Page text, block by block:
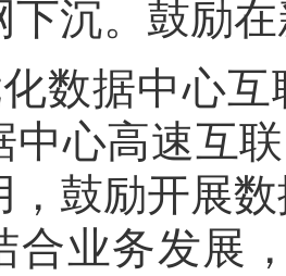
下沉。鼓励
数据中心
中心高速互
，鼓励开展
合业务发展